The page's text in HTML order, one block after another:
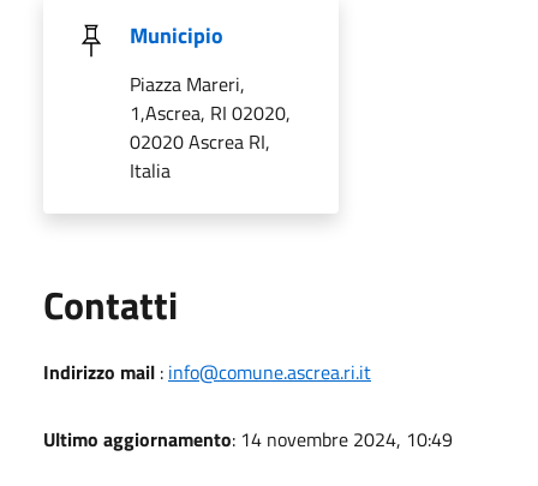
Municipio
Piazza Mareri,
1,Ascrea, RI 02020,
02020 Ascrea RI,
Italia
Contatti
Indirizzo mail : info@comune.ascrea.ri.it
Ultimo aggiornamento: 14 novembre 2024, 10:49